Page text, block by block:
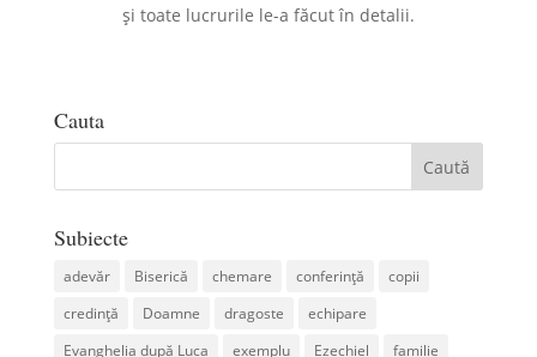
și toate lucrurile le-a făcut în detalii.
Cauta
Subiecte
adevăr Biserică chemare conferință
copii
credință
Doamne dragoste
echipare
Evanghelia după Luca
exemplu Ezechiel
familie